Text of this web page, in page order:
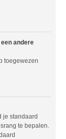
andere
toegewezen
je standaard
te bepalen.